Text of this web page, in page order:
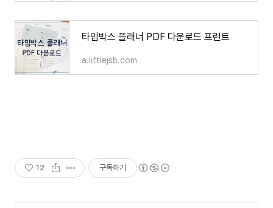
타임박스 플래너 PDF 다운로드 프린트
a.littlejsb.com
12 구독하기